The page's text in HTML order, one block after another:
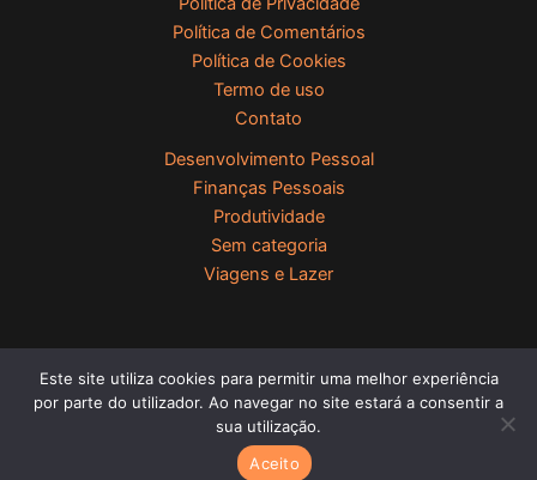
Política de Comentários
Política de Cookies
Termo de uso
Contato
Desenvolvimento Pessoal
Finanças Pessoais
Produtividade
Sem categoria
Viagens e Lazer
Copyright © 2023 Vive Melius Todos Os Direitos Reservados
Este site utiliza cookies para permitir uma melhor experiência
por parte do utilizador. Ao navegar no site estará a consentir a
sua utilização.
Aceito